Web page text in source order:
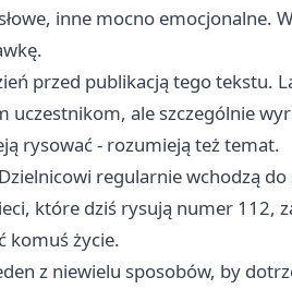
inne mocno emocjonalne.
przed publikacją tego tekstu.
uczestnikom, ale szczególnie
rysować - rozumieją też temat.
regularnie wchodzą
które dziś rysują numer 112,
komuś życie.
z niewielu sposobów, by